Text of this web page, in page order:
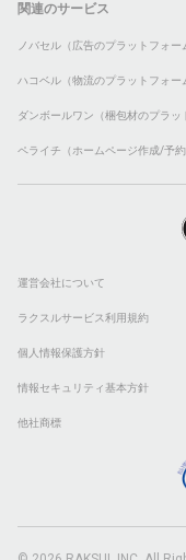
関連のサービス
ノバセル（広告のプラットフォー
ハコベル（物流のプラットフォー
ダンボールワン（梱包材のプラッ
ペライチ（ホームページ作成/予約
運営会社について
ラクスルサービス利用規約
個人情報保護方針
情報セキュリティ基本方針
他社商標